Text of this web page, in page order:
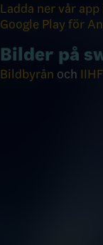
Ladda ner vår
Google Play för
Bilder på
Bildbyrån och IIHF